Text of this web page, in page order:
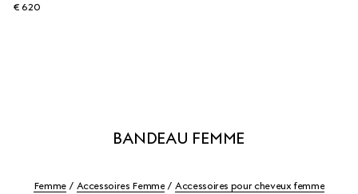
€ 620
BANDEAU FEMME
Femme Accessoires Femme
Accessoires pour cheveux femme